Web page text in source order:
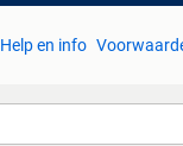
Help en info